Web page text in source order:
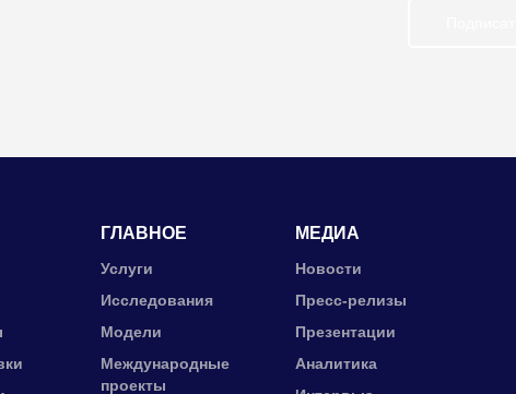
ГЛАВНОЕ
Услуги
Исследования
Модели
Международные
проекты
МЕДИА
Новости
Пресс-релизы
Презентации
Аналитика